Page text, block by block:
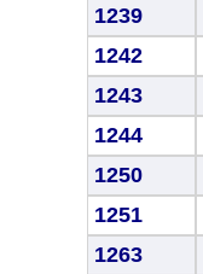
1239
1242
1243
1244
1250
1251
1263